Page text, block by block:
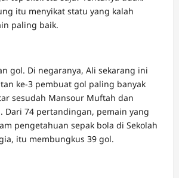
itu menyikat statu yang kalah
paling baik.
gol. Di negaranya, Ali sekarang ini
ke-3 pembuat gol paling banyak
sesudah Mansour Muftah dan
Dari 74 pertandingan, pemain yang
pengetahuan sepak bola di Sekolah
itu membungkus 39 gol.